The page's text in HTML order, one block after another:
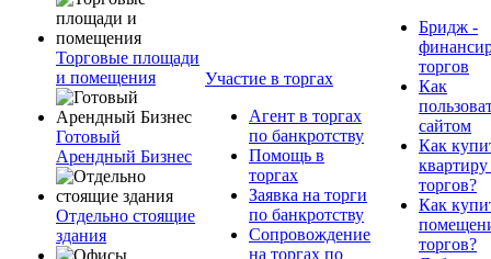
Торговые площади
и помещения
Готовый
Арендный Бизнес
Отдельно стоящие
здания
Участие в торгах
Агент в торгах
по банкротству
Помощь в
торгах
Заявка на торги
по банкротству
Сопровождение
на торгах по
Бридж -
торгов
Как
сайтом
Как
квартиру
торгов?
Как
торгов?